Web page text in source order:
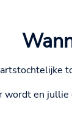
en jullie